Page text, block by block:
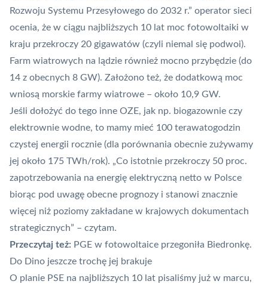
Rozwoju Systemu Przesyłowego do 2032 r.” operator sieci
ocenia, że w ciągu najbliższych 10 lat moc fotowoltaiki w
kraju przekroczy 20 gigawatów (czyli niemal się podwoi).
Farm wiatrowych na lądzie również mocno przybędzie (do
14 z obecnych 8 GW). Założono też, że dodatkową moc
wniosą morskie farmy wiatrowe – około 10,9 GW.
Jeśli dołożyć do tego inne OZE, jak np. biogazownie czy
elektrownie wodne, to mamy mieć 100 terawatogodzin
czystej energii rocznie (dla porównania obecnie zużywamy
jej około 175 TWh/rok). „Co istotnie przekroczy 50 proc.
zapotrzebowania na energię elektryczną netto w Polsce
biorąc pod uwagę obecne prognozy i stanowi znacznie
więcej niż poziomy zakładane w krajowych dokumentach
strategicznych” – czytam.
Przeczytaj też: PGE w fotowoltaice przegoniła Biedronkę.
Do Dino jeszcze trochę jej brakuje
O planie PSE na najbliższych 10 lat pisaliśmy już w marcu,